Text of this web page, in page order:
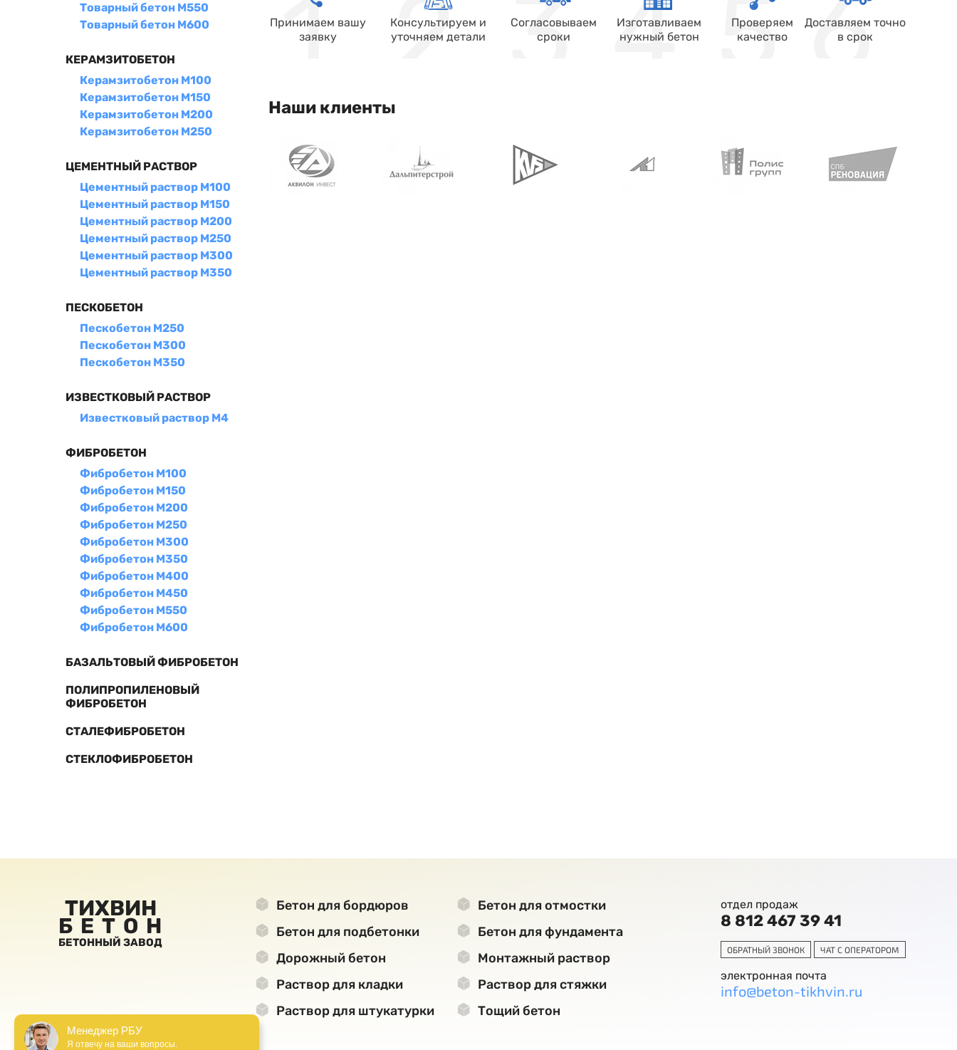
Товарный бетон М550
Товарный бетон М600
КЕРАМЗИТОБЕТОН
Керамзитобетон М100
Керамзитобетон М150
Керамзитобетон М200
Керамзитобетон М250
ЦЕМЕНТНЫЙ РАСТВОР
Цементный раствор М100
Цементный раствор М150
Цементный раствор М200
Цементный раствор М250
Цементный раствор М300
Цементный раствор М350
ПЕСКОБЕТОН
Пескобетон М250
Пескобетон М300
Пескобетон М350
ИЗВЕСТКОВЫЙ РАСТВОР
Известковый раствор М4
ФИБРОБЕТОН
Фибробетон М100
Фибробетон М150
Фибробетон М200
Фибробетон М250
Фибробетон М300
Фибробетон М350
Фибробетон М400
Фибробетон М450
Фибробетон М550
Фибробетон М600
БАЗАЛЬТОВЫЙ ФИБРОБЕТОН
ПОЛИПРОПИЛЕНОВЫЙ
ФИБРОБЕТОН
СТАЛЕФИБРОБЕТОН
СТЕКЛОФИБРОБЕТОН
Принимаем вашу
заявку
Консультируем и
уточняем детали
Согласовываем
сроки
Изготавливаем
нужный бетон
Проверяем
качество
Доставляем точно
в срок
Наши клиенты
ТИХВИН
БЕТОН
БЕТОННЫЙ ЗАВОД
Бетон для бордюров
Бетон для отмостки
Бетон для подбетонки
Бетон для фундамента
Дорожный бетон
Монтажный раствор
Раствор для кладки
Раствор для стяжки
Раствор для штукатурки
Тощий бетон
отдел продаж
8 812 467 39 41
ОБРАТНЫЙ ЗВОНОК ЧАТ С ОПЕРАТОРОМ
электронная почта
info@beton-tikhvin.ru
Менеджер РБУ
Я отвечу на ваши вопросы.